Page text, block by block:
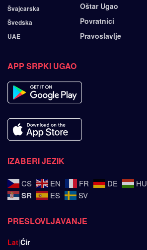
Švajcarska
Švedska
UAE
Oštar Ugao
Povratnici
Pravoslavlje
APP SRPKI UGAO
IZABERI JEZIK
CS EN FR DE HU
SR ES SV
PRESLOVLJAVANJE
Lat|Ćir